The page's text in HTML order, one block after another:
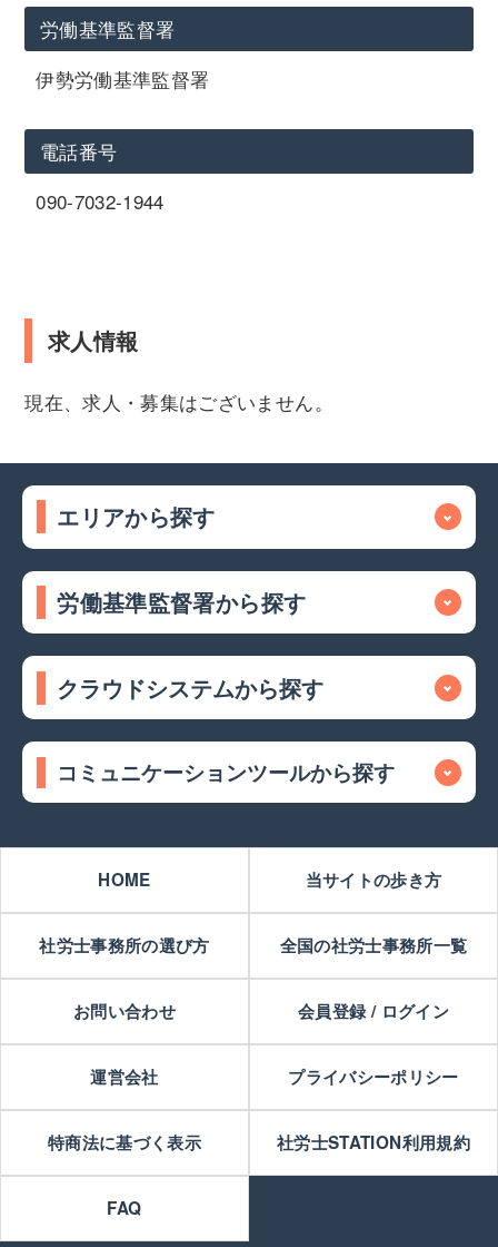
労働基準監督署
伊勢労働基準監督署
電話番号
090-7032-1944
求人情報
現在、求人・募集はございません。
エリアから探す
労働基準監督署から探す
クラウドシステムから探す
コミュニケーションツールから探す
HOME 当サイトの歩き方
社労士事務所の選び方 全国の社労士事務所一覧
お問い合わせ 会員登録 / ログイン
運営会社 プライバシーポリシー
特商法に基づく表示 社労士STATION利用規約
FAQ